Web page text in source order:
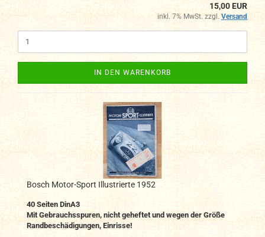
15,00 EUR
inkl. 7% MwSt. zzgl. Versand
IN DEN WARENKORB
Bosch Motor-Sport Illustrierte 1952
40 Seiten DinA3
Mit Gebrauchsspuren, nicht geheftet und wegen der Größe
Randbeschädigungen, Einrisse!